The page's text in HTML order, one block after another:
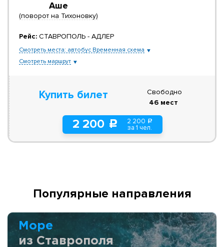
Аше
(поворот на Тихоновку)
Рейс: СТАВРОПОЛЬ - АДЛЕР
Смотреть места: автобус Временная схема
Смотреть маршрут
Купить билет
2 200 c 2 200 a
за 1 чел.
Свободно
46 мест
Популярные направления
Море
из Ставрополя